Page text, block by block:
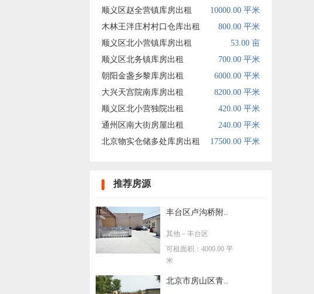
顺义区赵全营镇库房出租
10000.00 平米
木林王泮庄村村口仓库出租
800.00 平米
顺义区北小营镇库房出租
53.00 亩
顺义区北务镇库房出租
700.00 平米
朝阳金盏乡黎库房出租
6000.00 平米
大兴天宫院南库房出租
8200.00 平米
顺义区北小营独院出租
420.00 平米
通州区南大街房屋出租
240.00 平米
北京物实仓储多处库房出租
17500.00 平米
推荐房源
丰台区卢沟桥附..
其他 －丰台区
可租面积：4000.00 平
米
北京市房山区青..